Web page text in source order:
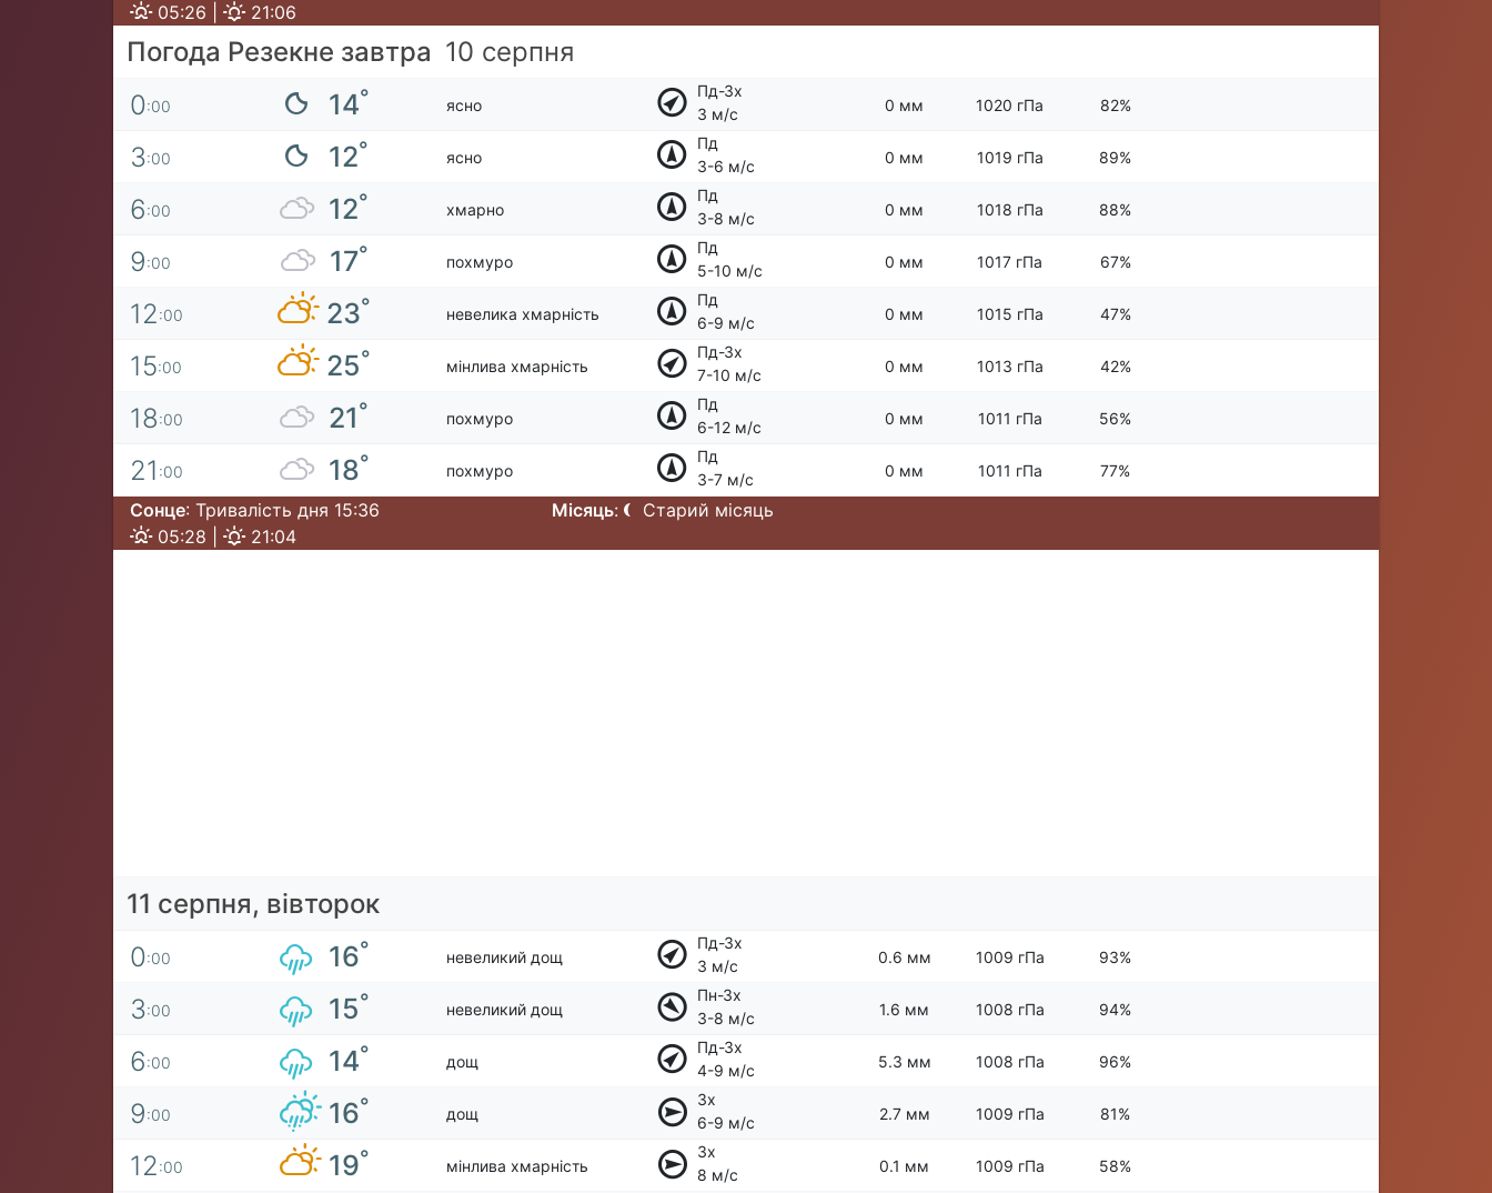
05:26 |
21:06
Погода Резекне завтра 10 серпня
0:00 14° ясно
Пд-Зх
3 м/с
0 мм 1020 гПа 82%
3:00 12° ясно
Пд
3-6 м/с
0 мм 1019 гПа 89%
6:00 12° хмарно
Пд
3-8 м/с
0 мм 1018 гПа 88%
9:00 17° похмуро
Пд
5-10 м/с
0 мм 1017 гПа 67%
12:00 23° невелика хмарність
Пд
6-9 м/с
0 мм 1015 гПа 47%
15:00 25° мінлива хмарність
Пд-Зх
7-10 м/с
0 мм 1013 гПа 42%
18:00 21° похмуро
Пд
6-12 м/с
0 мм 1011 гПа 56%
21 :00 18° похмуро
Пд
3-7 м/с
0 мм 1011 гПа 77%
Сонце: Тривалість дня 15:36
05:28 |
21:04
Місяць: Старий місяць
11 серпня, вівторок
0:00 16° невеликий дощ
Пд-Зх
3 м/с
0.6 мм 1009 гПа 93%
3:00 15° невеликий дощ
Пн-Зх
3-8 м/с
1.6 мм 1008 гПа 94%
6:00 14° дощ
Пд-Зх
4-9 м/с
5.3 мм 1008 гПа 96%
9:00 16° дощ
Зх
6-9 м/с
2.7 мм 1009 гПа 81%
12:00 19° мінлива хмарність
Зх
8 м/с
0.1 мм 1009 гПа 58%